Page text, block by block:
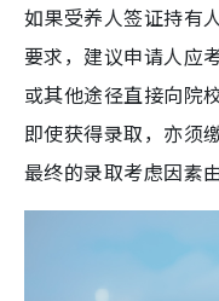
如果受养人签证持有
要求，建议申请人
或其他途径直接向院
即使获得录取，亦须
最终的录取考虑因素